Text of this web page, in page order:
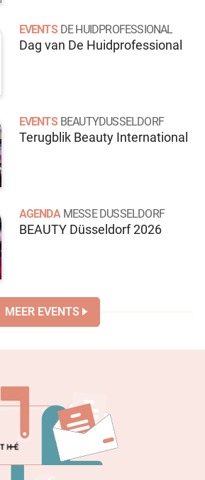
EVENTS DE HUIDPROFESSIONAL
Dag van De Huidprofessional
EVENTS BEAUTYDUSSELDORF
Terugblik Beauty International
AGENDA MESSE DUSSELDORF
BEAUTY Düsseldorf 2026
MEER EVENTS